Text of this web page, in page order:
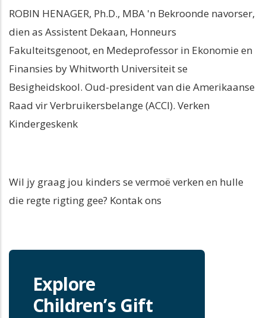
ROBIN HENAGER, Ph.D., MBA 'n Bekroonde navorser,
dien as Assistent Dekaan, Honneurs
Fakulteitsgenoot, en Medeprofessor in Ekonomie en
Finansies by Whitworth Universiteit se
Besigheidskool. Oud-president van die Amerikaanse
Raad vir Verbruikersbelange (ACCI). Verken
Kindergeskenk
Wil jy graag jou kinders se vermoë verken en hulle
die regte rigting gee? Kontak ons
Explore
Children’s Gift